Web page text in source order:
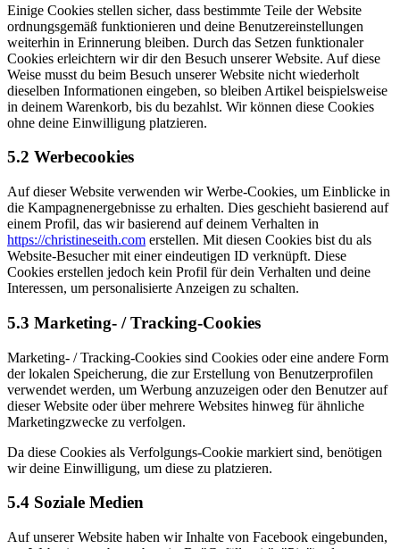
Einige Cookies stellen sicher, dass bestimmte Teile der Website
ordnungsgemäß funktionieren und deine Benutzereinstellungen
weiterhin in Erinnerung bleiben. Durch das Setzen funktionaler
Cookies erleichtern wir dir den Besuch unserer Website. Auf diese
Weise musst du beim Besuch unserer Website nicht wiederholt
dieselben Informationen eingeben, so bleiben Artikel beispielsweise
in deinem Warenkorb, bis du bezahlst. Wir können diese Cookies
ohne deine Einwilligung platzieren.
5.2 Werbecookies
Auf dieser Website verwenden wir Werbe-Cookies, um Einblicke in
die Kampagnenergebnisse zu erhalten. Dies geschieht basierend auf
einem Profil, das wir basierend auf deinem Verhalten in
https://christineseith.com erstellen. Mit diesen Cookies bist du als
Website-Besucher mit einer eindeutigen ID verknüpft. Diese
Cookies erstellen jedoch kein Profil für dein Verhalten und deine
Interessen, um personalisierte Anzeigen zu schalten.
5.3 Marketing- / Tracking-Cookies
Marketing- / Tracking-Cookies sind Cookies oder eine andere Form
der lokalen Speicherung, die zur Erstellung von Benutzerprofilen
verwendet werden, um Werbung anzuzeigen oder den Benutzer auf
dieser Website oder über mehrere Websites hinweg für ähnliche
Marketingzwecke zu verfolgen.
Da diese Cookies als Verfolgungs-Cookie markiert sind, benötigen
wir deine Einwilligung, um diese zu platzieren.
5.4 Soziale Medien
Auf unserer Website haben wir Inhalte von Facebook eingebunden,